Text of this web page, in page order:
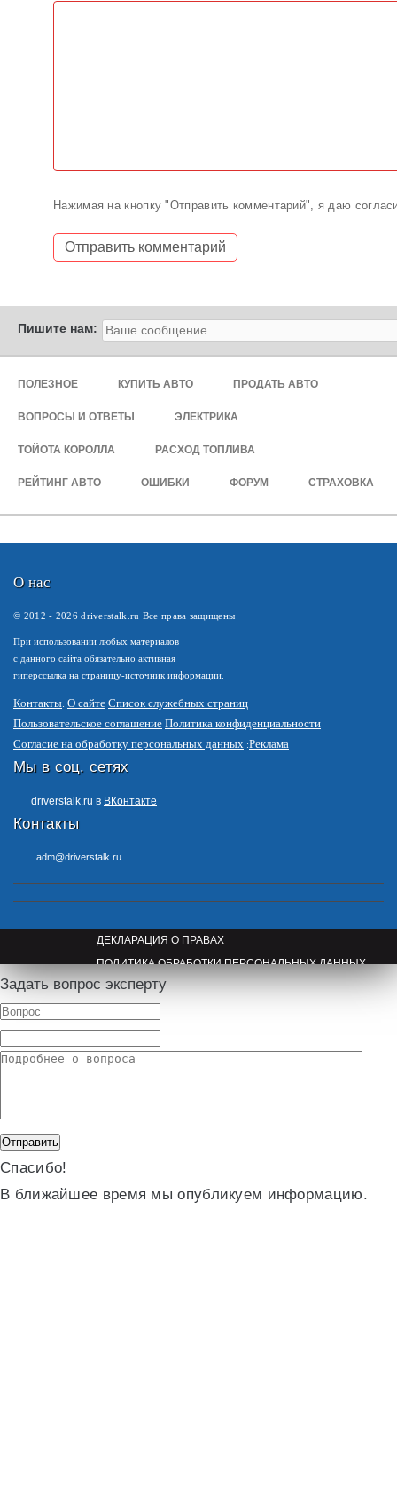
Нажимая на кнопку "Отправить комментарий", я даю
Пишите нам:
ПОЛЕЗНОЕ КУПИТЬ АВТО ПРОДАТЬ АВТО
ВОПРОСЫ И ОТВЕТЫ ЭЛЕКТРИКА
ТОЙОТА КОРОЛЛА РАСХОД ТОПЛИВА
РЕЙТИНГ АВТО ОШИБКИ ФОРУМ СТРАХОВКА
О нас
© 2012 - 2026driverstalk.ru Все права защищены
При использовании любых материалов
с данного сайта обязательно активная
гиперссылка на страницу-источник информации.
Контакты О сайте Список служебных страниц
Пользовательское соглашение Политика конфиденциальности
Согласие на обработку персональных данных Реклама
Мы в соц. сетях
driverstalk.ru в ВКонтакте
Контакты
adm@driverstalk.ru
ДЕКЛАРАЦИЯ О ПРАВАХ
ПОЛИТИКА ОБРАБОТКИ ПЕРСОНАЛЬНЫХ ДАННЫХ
ПРАВООБЛАДАТЕЛЯМ
Задать вопрос эксперту
Спасибо!
В ближайшее время мы опубликуем информацию.